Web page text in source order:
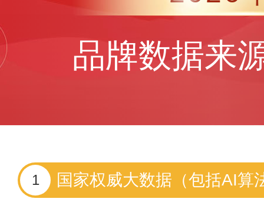
品牌数据来
1 国家权威大数据（包括AI算